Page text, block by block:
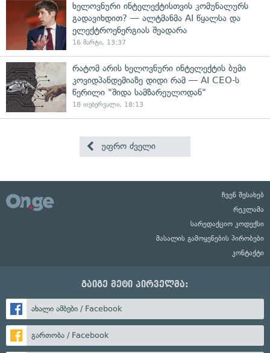
ხელოვნური ინტელექტისთვის კომუნალურს
გადავიხდით? — ალტმანმა AI წყალსა და
ელექტროენერგიას შეადარა
16 მარტი, 13:37
რატომ არის ხელოვნური ინტელექტის ბუმი
კოვიდპანდემიაზე დიდი რამ — AI CEO-ს
წერილი "შიდა სამზარეულოდან"
18 თებერვალი, 18:13
უფრო ძველი
ჩვენ შესახებ
რეკლამა
სარედაქციო კოდექსი
მასალის გამოყენების პირობები
კონტაქტი
გაიგე მეტი პირველმა:
ახალი ამბები / Facebook
გართობა / Facebook